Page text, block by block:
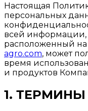
Настоящая
персональных
всей информации,
расположенный
agro.com, может
время
и продуктов
1.